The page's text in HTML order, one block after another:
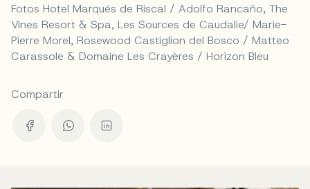
Fotos Hotel Marqués de Riscal / Adolfo Rancaño, The
Vines Resort & Spa, Les Sources de Caudalie/ Marie-
Pierre Morel, Rosewood Castiglion del Bosco / Matteo
Carassole & Domaine Les Crayères / Horizon Bleu
Compartir